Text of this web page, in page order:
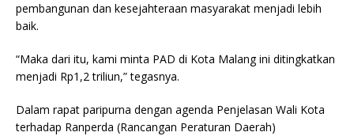
pembangunan dan kesejahteraan masyarakat menjadi lebih
baik.
“Maka dari itu, kami minta PAD di Kota Malang ini ditingkatkan
menjadi Rp1,2 triliun,” tegasnya.
Dalam rapat paripurna dengan agenda Penjelasan Wali Kota
terhadap Ranperda (Rancangan Peraturan Daerah)